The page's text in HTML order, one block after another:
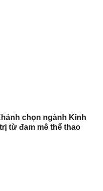
chọn ngành Kinh
từ đam mê thể thao